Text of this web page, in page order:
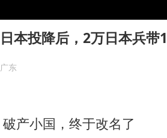
西贝创始人贾
“不怕六爷挂得
人民的健康、
日本投降后，2万日本兵
广东
破产小国，终于改名了